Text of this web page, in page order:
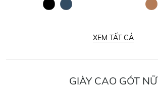
XEM TẤT CẢ
GIÀY CAO GÓT NỮ